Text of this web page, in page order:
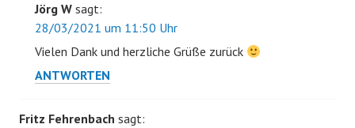
Jörg W sagt:
28/03/2021 um 11:50 Uhr
Vielen Dank und herzliche Grüße zurück
ANTWORTEN
Fritz Fehrenbach sagt: